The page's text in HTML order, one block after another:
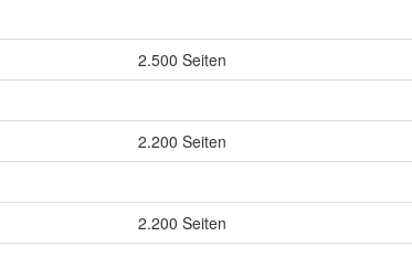
2.500 Seiten
2.200 Seiten
2.200 Seiten